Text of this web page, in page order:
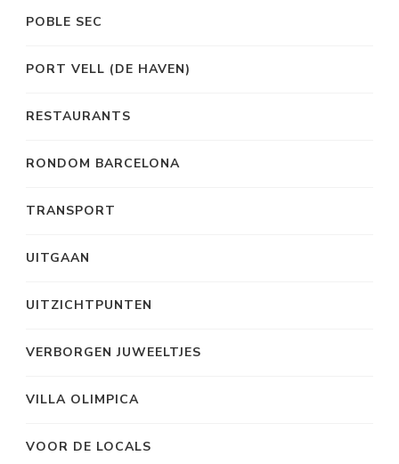
POBLE SEC
PORT VELL (DE HAVEN)
RESTAURANTS
RONDOM BARCELONA
TRANSPORT
UITGAAN
UITZICHTPUNTEN
VERBORGEN JUWEELTJES
VILLA OLIMPICA
VOOR DE LOCALS